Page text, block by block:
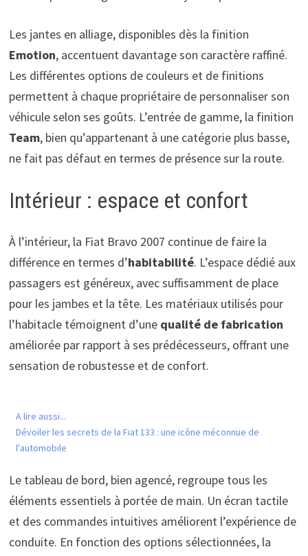
Les jantes en alliage, disponibles dès la finition
Emotion, accentuent davantage son caractère raffiné.
Les différentes options de couleurs et de finitions
permettent à chaque propriétaire de personnaliser son
véhicule selon ses goûts. L’entrée de gamme, la finition
Team, bien qu’appartenant à une catégorie plus basse,
ne fait pas défaut en termes de présence sur la route.
Intérieur : espace et confort
À l’intérieur, la Fiat Bravo 2007 continue de faire la
différence en termes d’habitabilité. L’espace dédié aux
passagers est généreux, avec suffisamment de place
pour les jambes et la tête. Les matériaux utilisés pour
l’habitacle témoignent d’une qualité de fabrication
améliorée par rapport à ses prédécesseurs, offrant une
sensation de robustesse et de confort.
A lire aussi...
Dévoiler les secrets de la Fiat 133 : une icône méconnue de
l'automobile
Le tableau de bord, bien agencé, regroupe tous les
éléments essentiels à portée de main. Un écran tactile
et des commandes intuitives améliorent l’expérience de
conduite. En fonction des options sélectionnées, la